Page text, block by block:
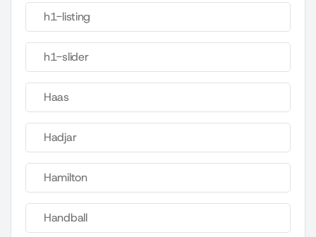
h1-listing
h1-slider
Haas
Hadjar
Hamilton
Handball